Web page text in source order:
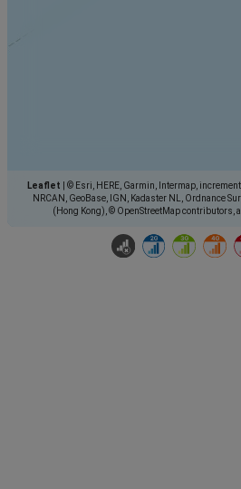
Leaflet
© Esri, HERE, Garmin, Intermap, increment
NRCAN, GeoBase, IGN, Kadaster NL, Ordnance
(Hong Kong), © OpenStreetMap contributors,